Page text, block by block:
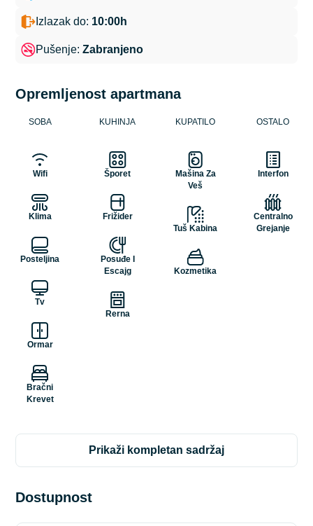
Izlazak do: 10:00h
Pušenje:Zabranjeno
Opremljenost apartmana
SOBA
Wifi
Klima
Posteljina
Tv
Ormar
Bračni
Krevet
KUHINJA
Šporet
Frižider
Posuđe I
Escajg
Rerna
KUPATILO
Mašina Za
Veš
Tuš Kabina
Kozmetika
OSTALO
Interfon
Centralno
Grejanje
prikaži kompletan sadržaj
Dostupnost